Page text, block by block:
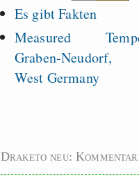
Es gibt Fakten
Measured
Graben-Neudorf,
West Germany
Draketo neu: